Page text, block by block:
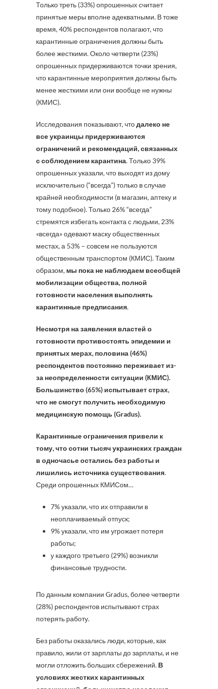
Только треть (33%) опрошенных считает
принятые меры вполне адекватными. В тоже
время, 40% респондентов полагают, что
карантинные ограничения должны быть
более жесткими. Около четверти (23%)
опрошенных придерживаются точки зрения,
что карантинные мероприятия должны быть
менее жесткими или они вообще не нужны
(КМИС).
Исследования показывают, чтодалеко не
все украинцы придерживаются
ограничений и рекомендаций, связанных
с соблюдением карантина. Только 39%
опрошенных указали, что выходят из дому
исключительно (“всегда”) только в случае
крайней необходимости (в магазин, аптеку и
тому подобное). Только 26% “всегда”
стремятся избегать контакта с людьми, 23%
«всегда» одевают маску общественных
местах, а 53% – совсем не пользуются
общественным транспортом (КМИС). Таким
образом, мы пока не наблюдаем всеобщей
мобилизации общества, полной
готовности населения выполнять
карантинные предписания.
Несмотря на заявления властей о
готовности противостоять эпидемии и
принятых мерах, половина (46%)
респондентов постоянно переживает из-
за неопределенности ситуации (КМИС).
Большинство (65%) испытывает страх,
что не смогут получить необходимую
медицинскую помощь (Gradus).
Карантинные ограничения привели к
тому, что сотни тысяч украинских граждан
в одночасье остались без работы и
лишились источника существования.
Среди опрошенных КМИСом…
7% указали, что их отправили в
неоплачиваемый отпуск;
9% указали, что им угрожает потеря
работы;
у каждого третьего (29%) возникли
финансовые трудности.
По данным компании Gradus, более четверти
(28%) респондентов испытывают страх
потерять работу.
Без работы оказались люди, которые, как
правило, жили от зарплаты до зарплаты, и не
могли отложить больших сбережений. В
условиях жестких карантинных